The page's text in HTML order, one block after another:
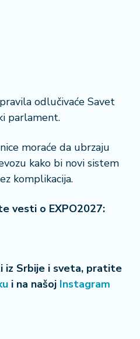
odlučivaće Savet
parlament.
moraće da ubrzaju
kako bi novi sistem
komplikacija.
vesti o EXPO2027:
iz Srbije i sveta, pratite
i na našoj Instagram